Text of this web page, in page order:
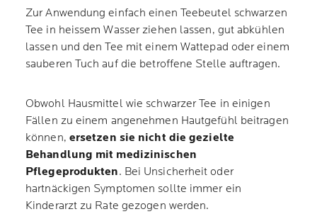
Zur Anwendung einfach einen Teebeutel schwarzen
Tee in heissem Wasser ziehen lassen, gut abkühlen
lassen und den Tee mit einem Wattepad oder einem
sauberen Tuch auf die betroffene Stelle auftragen.
Obwohl Hausmittel wie schwarzer Tee in einigen
Fällen zu einem angenehmen Hautgefühl beitragen
können, ersetzen sie nicht die gezielte
Behandlung mit medizinischen
Pflegeprodukten. Bei Unsicherheit oder
hartnäckigen Symptomen sollte immer ein
Kinderarzt zu Rate gezogen werden.